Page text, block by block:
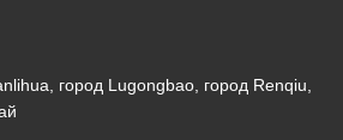
город Lugongbao, город Renqiu,